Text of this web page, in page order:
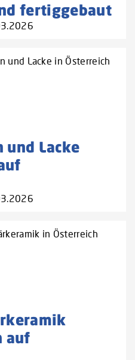
fertiggebaut
und Lacke in Österreich
und Lacke
in Österreich
auf